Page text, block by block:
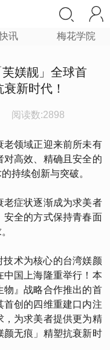
讯 梅花学院
媄靓」全球首
新时代！
阅读数:2898
老领域正迎来前所未有
对高效、精确且安全的
持续创新与突破。
老症状逐渐成为求美者
安全的方式保持青春面
术为核心的台湾媄颜
国上海隆重举行！本
物』战略合作推出的首
创的四维重建口内注
，为求美者提供更为精
颜无痕」精塑抗衰新时